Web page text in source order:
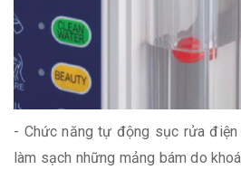
- Chức năng tự động sục rửa
làm sạch những mảng bám do